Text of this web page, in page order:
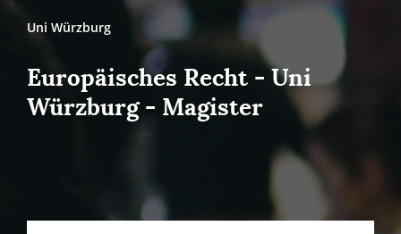
Uni Würzburg
Europäisches Recht - Uni
Würzburg - Magister